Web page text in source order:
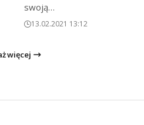
swoją…
13.02.2021 13:12
więcej